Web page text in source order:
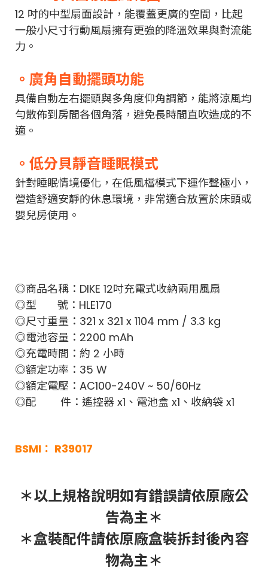
12 吋的中型扇面設計，能覆蓋更廣的空間，比起
一般小尺寸行動風扇擁有更強的降溫效果與對流能
力。
。廣角自動擺頭功能
具備自動左右擺頭與多角度仰角調節，能將涼風均
勻散佈到房間各個角落，避免長時間直吹造成的不
適。
。低分貝靜音睡眠模式
針對睡眠情境優化，在低風檔模式下運作聲極小，
營造舒適安靜的休息環境，非常適合放置於床頭或
嬰兒房使用。
◎商品名稱：DIKE 12吋充電式收納兩用風扇
◎型 號：HLE170
◎尺寸重量：321 x 321 x 1104 mm / 3.3 kg
◎電池容量 ：2200 mAh
◎充電時間：約 2 小時
◎額定功率：35 W
◎額定電壓：AC100-240V ~ 50/60Hz
◎配 件 ：遙控器 x1、電池盒 x1、收納袋 x1
BSMI： R39017
＊以上規格說明如有錯誤請依原廠公
告為主＊
＊盒裝配件請依原廠盒裝拆封後內容
物為主＊